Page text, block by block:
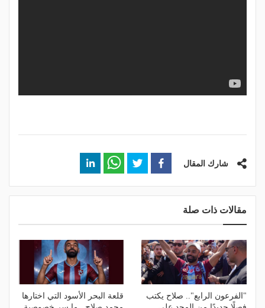
شارك المقال
مقالات ذات صلة
"الفرعون الرابع".. صلاح يكتب
قلعة البحر الأسود التي اختارها